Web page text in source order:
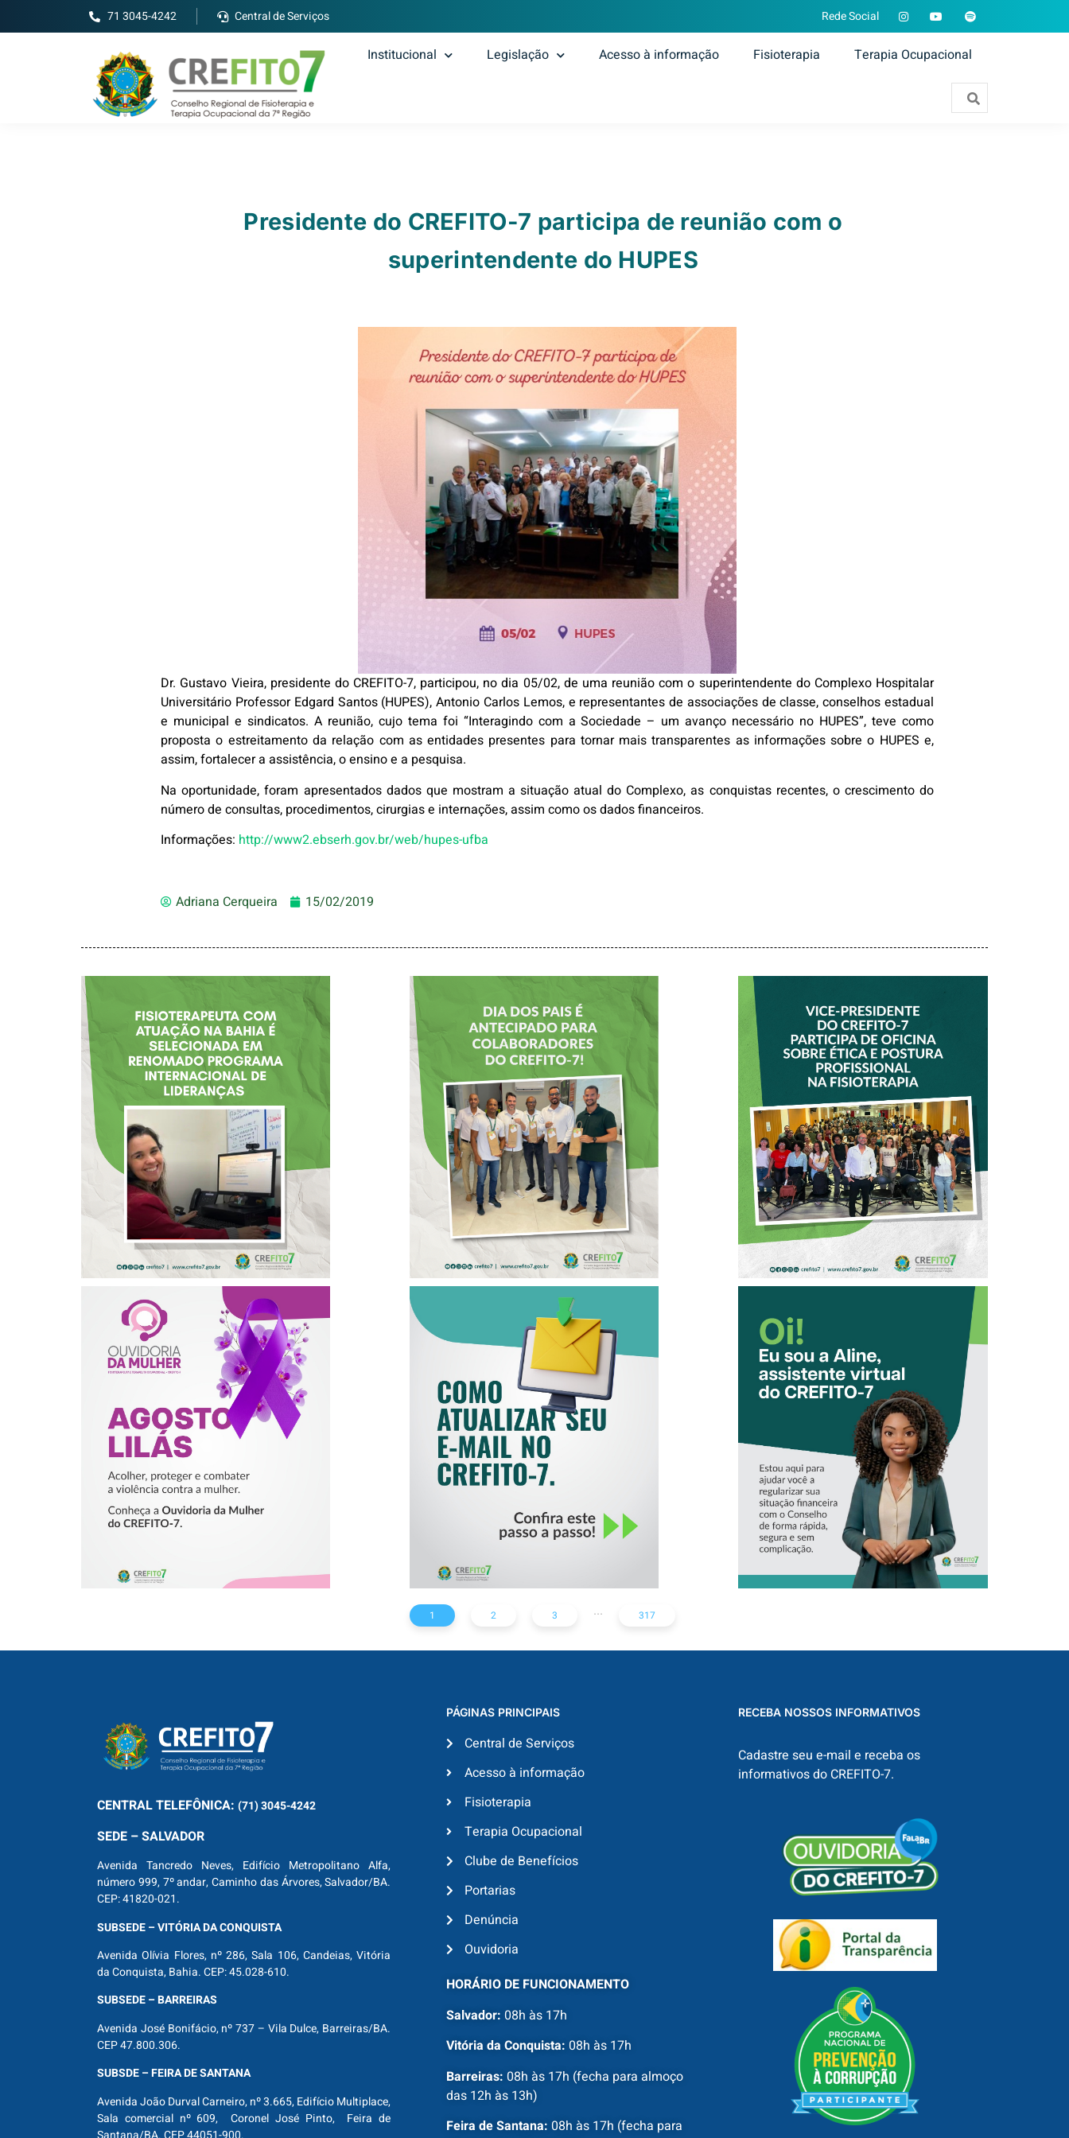
71 3045-4242 Central de Serviços Rede Social
Institucional Legislação Acesso à informação Fisioterapia Terapia Ocupacional
Presidente do CREFITO-7 participa de reunião com o
superintendente do HUPES
Dr. Gustavo Vieira, presidente do CREFITO-7, participou, no dia 05/02, de uma reunião com o superintendente do Complexo Hospitalar
Universitário Professor Edgard Santos (HUPES), Antonio Carlos Lemos, e representantes de associações de classe, conselhos estadual
e municipal e sindicatos. A reunião, cujo tema foi “Interagindo com a Sociedade – um avanço necessário no HUPES”, teve como
proposta o estreitamento da relação com as entidades presentes para tornar mais transparentes as informações sobre o HUPES e,
assim, fortalecer a assistência, o ensino e a pesquisa.
Na oportunidade, foram apresentados dados que mostram a situação atual do Complexo, as conquistas recentes, o crescimento do
número de consultas, procedimentos, cirurgias e internações, assim como os dados financeiros.
Informações: http://www2.ebserh.gov.br/web/hupes-ufba
Adriana Cerqueira 15/02/2019
FISIOTERAPEUTA
COM ATUAÇÃO NA
BAHIA É
SELECIONADA EM
RENOMADO
PROGRAMA
INTERNACIONAL
DE LIDERANÇAS
DIA DOS PAIS É
ANTECIPADO
PARA
COLABORADORES
DO CREFITO-7
VICE-PRESIDENTE
DO CREFITO-7
PARTICIPA DE
OFICINA SOBRE
ÉTICA E POSTURA
PROFISSIONAL NA
FISIOTERAPIA
AGOSTO LILÁS –
ACOLHER,
PROTEGER E
COMBATER A
VIOLÊNCIA
CONTRA A
MULHER
COMO ATUALIZAR
SEU E-MAIL NO
CREFITO-7
CONHEÇA A
‘ALINE’,
ASSISTENTE
VIRTUAL DO
CREFITO-7
1 2 3 ... 317
CENTRALTELEFÔNICA: (71) 3045-4242
SEDE – SALVADOR
Avenida Tancredo Neves, Edifício Metropolitano Alfa,
número 999, 7º andar, Caminho das Árvores, Salvador/BA.
CEP: 41820-021.
SUBSEDE – VITÓRIA DA CONQUISTA
Avenida Olívia Flores, nº 286, Sala 106, Candeias, Vitória
da Conquista, Bahia. CEP: 45.028-610.
SUBSEDE – BARREIRAS
Avenida José Bonifácio, nº 737 – Vila Dulce, Barreiras/BA.
CEP 47.800.306.
SUBSDE – FEIRA DE SANTANA
Avenida João Durval Carneiro, nº 3.665, Edifício Multiplace,
Sala comercial nº 609, Coronel José Pinto, Feira de
PÁGINAS PRINCIPAIS
Central de Serviços
Acesso à informação
Fisioterapia
Terapia Ocupacional
Clube de Benefícios
Portarias
Denúncia
Ouvidoria
HORÁRIO DE FUNCIONAMENTO
Salvador: 08h às 17h
Vitória da Conquista: 08h às 17h
Barreiras: 08h às 17h (fecha para almoço
das 12h às 13h)
Feira de Santana: 08h às 17h (fecha para
RECEBA NOSSOS INFORMATIVOS
Cadastre seu e-mail e receba os
informativos do CREFITO-7.